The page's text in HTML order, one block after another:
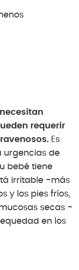
requerir
Es
urgencias de
bebé tiene
irritable -más
y los pies fríos,
secas -
en los